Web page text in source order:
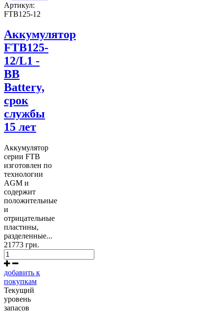
Артикул:
FTB125-12
Аккумулятор
FTB125-
12/L1 -
BB
Battery,
срок
службы
15 лет
Аккумулятор
серии FTB
изготовлен по
технологии
AGM и
содержит
положительные
и
отрицательные
пластины,
разделенные...
21773 грн.
добавить к
покупкам
Текущий
уровень
запасов